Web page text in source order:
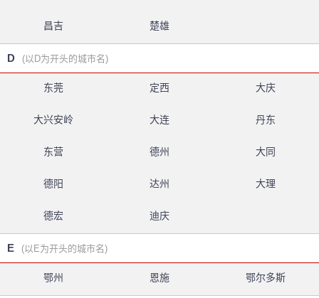
昌吉 楚雄
D (以D为开头的城市名)
东莞 定西 大庆
大兴安岭 大连 丹东
东营 德州 大同
德阳 达州 大理
德宏 迪庆
E (以E为开头的城市名)
鄂州 恩施 鄂尔多斯